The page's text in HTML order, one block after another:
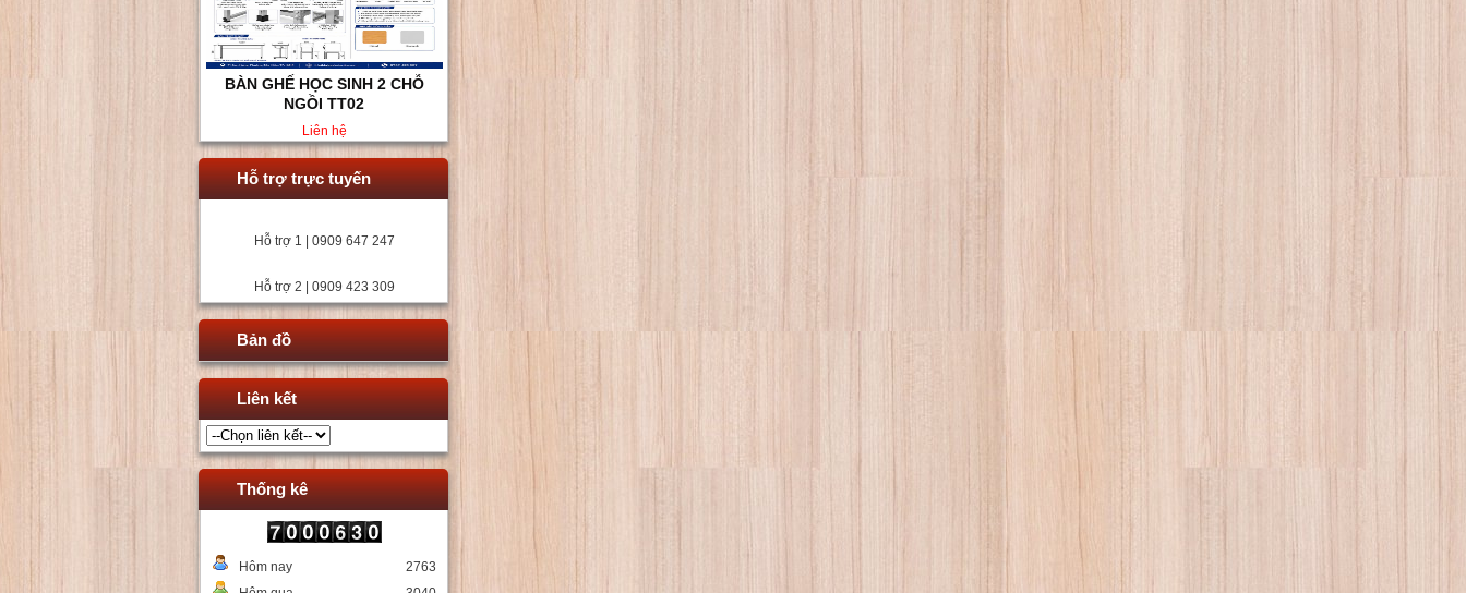
BÀN GHẾ HỌC SINH 2 CHỖ
NGỒI TT02
Liên hệ
Hỗ trợ trực tuyến
Hỗ trợ 1 | 0909 647 247
Hỗ trợ 2 | 0909 423 309
Bản đồ
Liên kết
Thống kê
Hôm nay
2763